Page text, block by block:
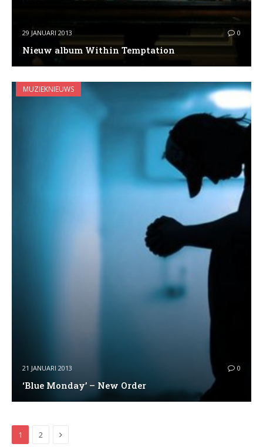
29 JANUARI 2013 0
Nieuw album Within Temptation
MUZIEKNIEUWS
21 JANUARI 2013 0
‘Blue Monday’ – New Order
1 2 Next